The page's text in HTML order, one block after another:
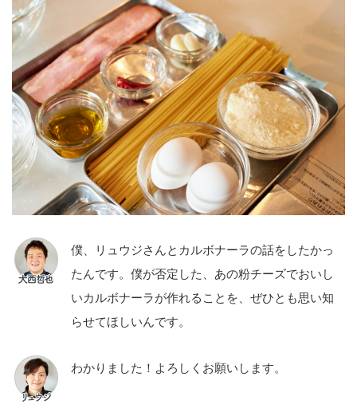
僕、リュウジさんとカルボナーラの話をしたかっ
たんです。僕が否定した、あの粉チーズでおいし
いカルボナーラが作れることを、ぜひとも思い知
らせてほしいんです。
わかりました！よろしくお願いします。